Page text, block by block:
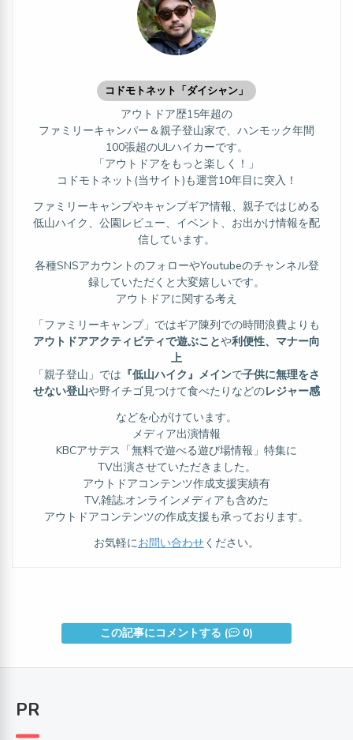
コドモトネット「ダイシャン」
アウトドア歴15年超の
ファミリーキャンパー＆親子登山家で、ハンモック年間
100張超のULハイカーです。
「アウトドアをもっと楽しく！」
コドモトネット(当サイト)も運営10年目に突入！
ファミリーキャンプやキャンプギア情報、親子ではじめる
低山ハイク、公園レビュー、イベント、お出かけ情報を配
信しています。
各種SNSアカウントのフォローやYoutubeのチャンネル登
録していただくと大変嬉しいです。
アウトドアに関する考え
「ファミリーキャンプ」ではギア陳列での時間浪費よりも
アウトドアアクティビティで遊ぶことや利便性、マナー向
上
「親子登山」では 『低山ハイク』メインで子供に無理をさ
せない登山や野イチゴ見つけて食べたりなどのレジャー感
などを心がけています。
メディア出演情報
KBCアサデス「無料で遊べる遊び場情報」特集に
TV出演させていただきました。
アウトドアコンテンツ作成支援実績有
TV,雑誌,オンラインメディアも含めた
アウトドアコンテンツの作成支援も承っております。
お気軽にお問い合わせください。
この記事にコメントする ( 0)
PR